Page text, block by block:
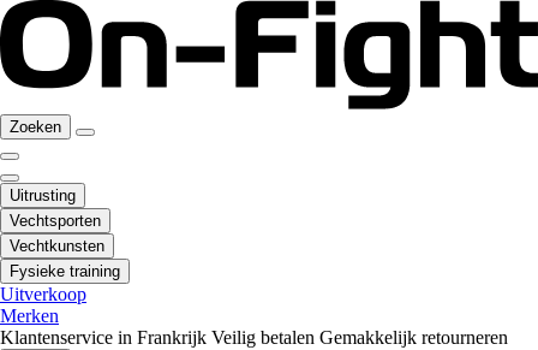
Zoeken
Uitrusting
Vechtsporten
Vechtkunsten
Fysieke training
Uitverkoop
Merken
Klantenservice in Frankrijk Veilig betalen Gemakkelijk retourneren